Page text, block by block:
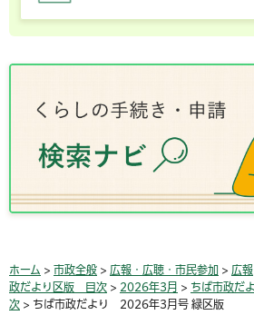
ホーム > 市政全般 > 広報・広聴・市民参加 > 広報
政だより区版 目次 > 2026年3月 > ちば市政だ
次 > ちば市政だより 2026年3月号 緑区版